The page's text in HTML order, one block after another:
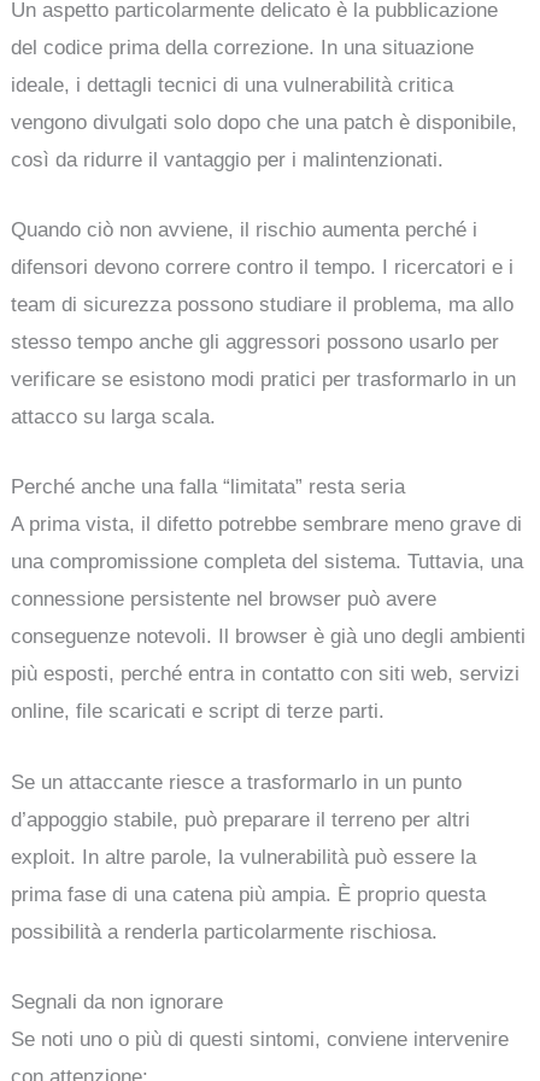
Un aspetto particolarmente delicato è la pubblicazione
del codice prima della correzione. In una situazione
ideale, i dettagli tecnici di una vulnerabilità critica
vengono divulgati solo dopo che una patch è disponibile,
così da ridurre il vantaggio per i malintenzionati.
Quando ciò non avviene, il rischio aumenta perché i
difensori devono correre contro il tempo. I ricercatori e i
team di sicurezza possono studiare il problema, ma allo
stesso tempo anche gli aggressori possono usarlo per
verificare se esistono modi pratici per trasformarlo in un
attacco su larga scala.
Perché anche una falla “limitata” resta seria
A prima vista, il difetto potrebbe sembrare meno grave di
una compromissione completa del sistema. Tuttavia, una
connessione persistente nel browser può avere
conseguenze notevoli. Il browser è già uno degli ambienti
più esposti, perché entra in contatto con siti web, servizi
online, file scaricati e script di terze parti.
Se un attaccante riesce a trasformarlo in un punto
d’appoggio stabile, può preparare il terreno per altri
exploit. In altre parole, la vulnerabilità può essere la
prima fase di una catena più ampia. È proprio questa
possibilità a renderla particolarmente rischiosa.
Segnali da non ignorare
Se noti uno o più di questi sintomi, conviene intervenire